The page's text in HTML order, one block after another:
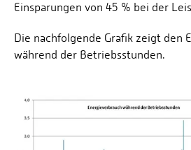
Einsparungen von 45 % bei der
Die nachfolgende Grafik zeigt den
während der Betriebsstunden.